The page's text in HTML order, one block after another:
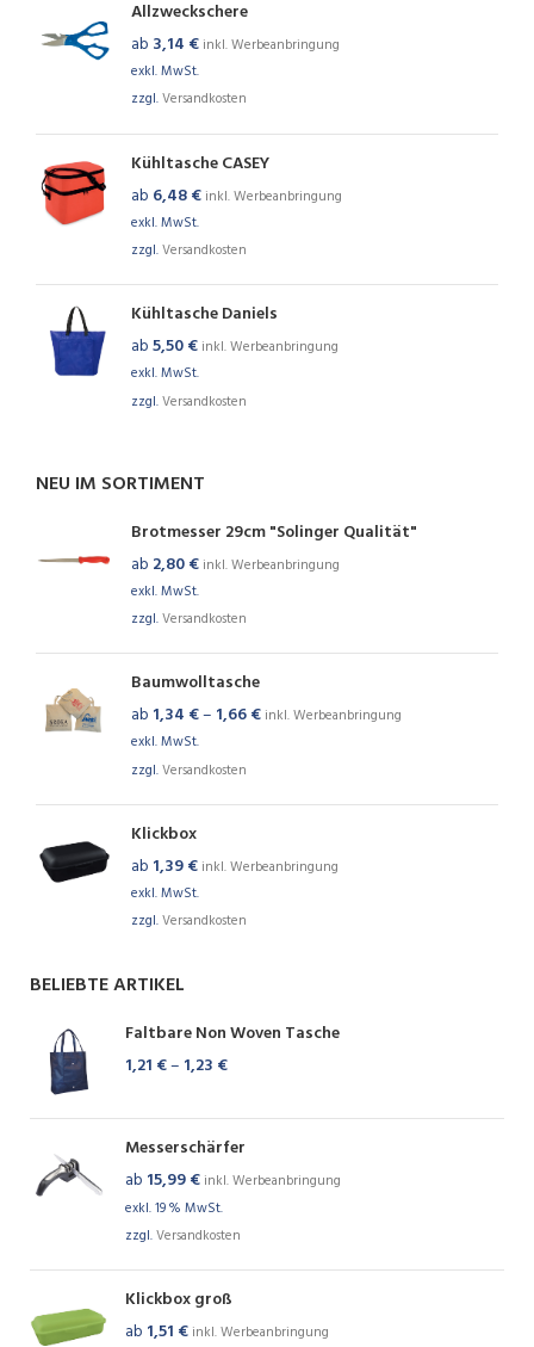
Allzweckschere
ab 3,14 € inkl. Werbeanbringung
exkl. MwSt.
zzgl.Versandkosten
Kühltasche CASEY
ab 6,48€ inkl. Werbeanbringung
exkl. MwSt.
zzgl.Versandkosten
Kühltasche Daniels
ab5,50€ inkl. Werbeanbringung
exkl. MwSt.
zzgl.Versandkosten
NEU IM SORTIMENT
Brotmesser 29cm "Solinger Qualität"
ab 2,80€ inkl. Werbeanbringung
exkl. MwSt.
zzgl.Versandkosten
Baumwolltasche
ab 1,34 €– 1,66€ inkl. Werbeanbringung
exkl. MwSt.
zzgl.Versandkosten
Klickbox
ab 1,39€ inkl. Werbeanbringung
exkl. MwSt.
zzgl.Versandkosten
BELIEBTE ARTIKEL
Faltbare Non Woven Tasche
1,21 €– 1,23 €
Messerschärfer
ab 15,99€ inkl. Werbeanbringung
exkl. 19 % MwSt.
zzgl.Versandkosten
Klickbox groß
ab 1,51 € inkl. Werbeanbringung